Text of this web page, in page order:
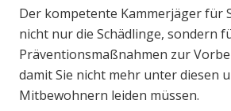
Der kompetente Kammerjäger für
nicht nur die Schädlinge, sondern
Präventionsmaßnahmen zur
damit Sie nicht mehr unter diesen
Mitbewohnern leiden müssen.